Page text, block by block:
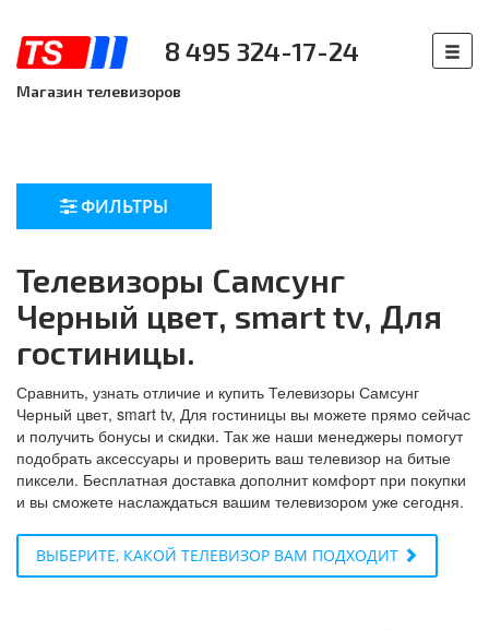
8 495 324-17-24
Магазин телевизоров
ФИЛЬТРЫ
Телевизоры Самсунг
Черный цвет, smart tv, Для
гостиницы.
Сравнить, узнать отличие и купить Телевизоры Самсунг
Черный цвет, smart tv, Для гостиницы вы можете прямо сейчас
и получить бонусы и скидки. Так же наши менеджеры помогут
подобрать аксессуары и проверить ваш телевизор на битые
пиксели. Бесплатная доставка дополнит комфорт при покупки
и вы сможете наслаждаться вашим телевизором уже сегодня.
ВЫБЕРИТЕ, КАКОЙ ТЕЛЕВИЗОР ВАМ ПОДХОДИТ